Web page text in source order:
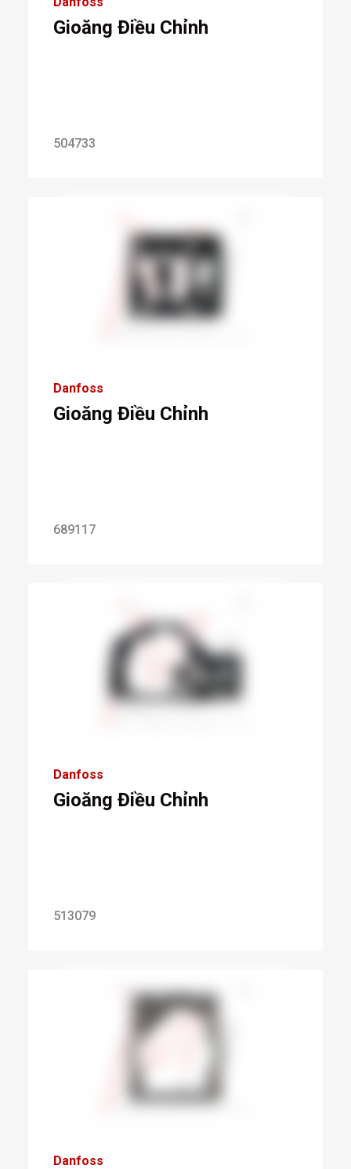
Gioăng Điều Chỉnh
504733
Danfoss
Gioăng Điều Chỉnh
689117
Danfoss
Gioăng Điều Chỉnh
513079
Danfoss